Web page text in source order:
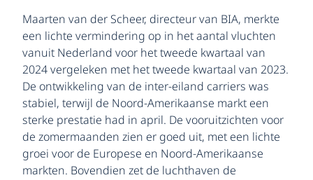
Maarten van der Scheer, directeur van BIA, merkte
een lichte vermindering op in het aantal vluchten
vanuit Nederland voor het tweede kwartaal van
2024 vergeleken met het tweede kwartaal van 2023.
De ontwikkeling van de inter-eiland carriers was
stabiel, terwijl de Noord-Amerikaanse markt een
sterke prestatie had in april. De vooruitzichten voor
de zomermaanden zien er goed uit, met een lichte
groei voor de Europese en Noord-Amerikaanse
markten. Bovendien zet de luchthaven de